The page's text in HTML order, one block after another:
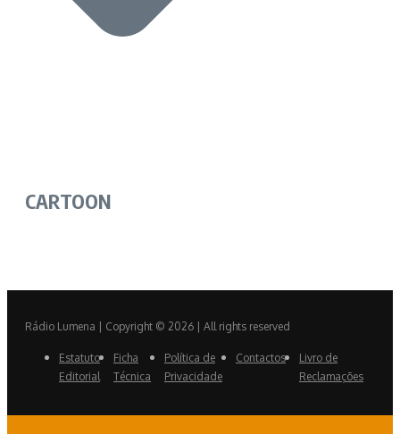
CARTOON
Rádio Lumena | Copyright © 2026 | All rights reserved
Estatuto
Editorial
Ficha
Técnica
Política de
Privacidade
Contactos
Livro de
Reclamações